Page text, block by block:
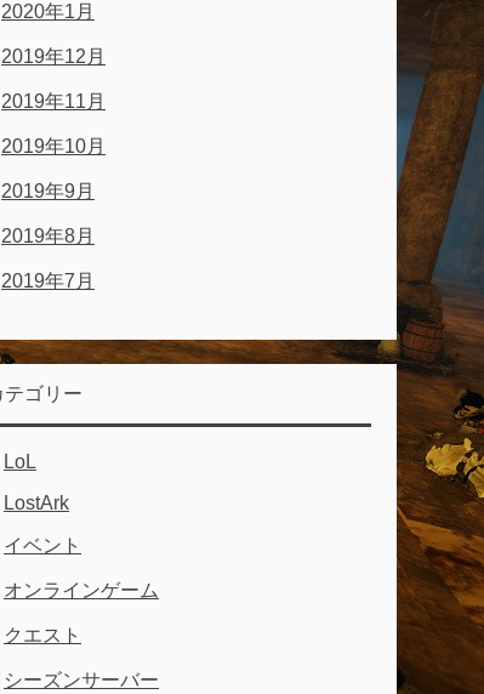
2020年1月
2019年12月
2019年11月
2019年10月
2019年9月
2019年8月
2019年7月
テゴリー
LoL
LostArk
イベント
オンラインゲーム
クエスト
シーズンサーバー